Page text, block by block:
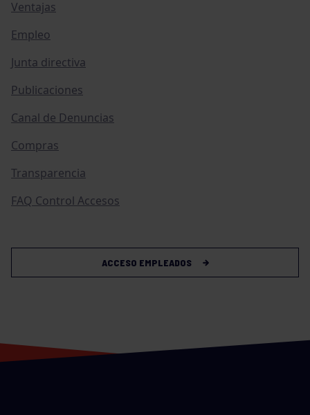
Ventajas
Empleo
Junta directiva
Publicaciones
Canal de Denuncias
Compras
Transparencia
FAQ Control Accesos
ACCESO EMPLEADOS